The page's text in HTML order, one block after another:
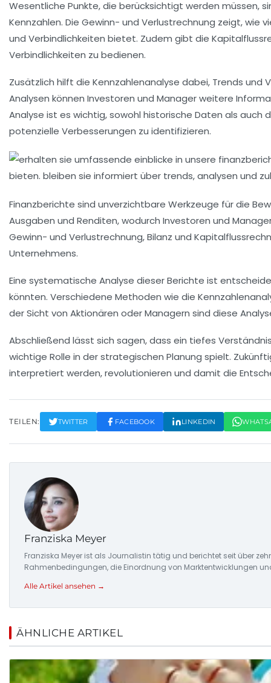
Wesentliche Punkte, die berücksichtigt werden müssen,
Kennzahlen. Die Gewinn- und Verlustrechnung zeigt, wie
und Verbindlichkeiten bietet. Zudem gibt die
Verbindlichkeiten zu bedienen.
Zusätzlich hilft die Kennzahlenanalyse dabei, Trends und
Analysen können Investoren und Manager weitere
Analyse ist es wichtig, sowohl historische Daten als auch
potenzielle Verbesserungen zu identifizieren.
Finanzberichte sind unverzichtbare Werkzeuge für die
Ausgaben und Renditen, wodurch Investoren und
Gewinn- und Verlustrechnung,Bilanz und
Unternehmens.
Eine systematische Analyse dieser Berichte ist
könnten. Verschiedene Methoden wie die
der Sicht von Aktionären oder Managern sind diese
Abschließend lässt sich sagen, dass ein tiefes
wichtige Rolle in der strategischen Planung spielt.
interpretiert werden, revolutionieren und damit die
TEILEN: TWITTER FACEBOOK LINKEDIN
Franziska Meyer
Franziska Meyer ist als Journalistin tätig und berichtet seit über
Rahmenbedingungen, die Einordnung von Marktentwicklungen
Alle Artikel ansehen →
ÄHNLICHE ARTIKEL